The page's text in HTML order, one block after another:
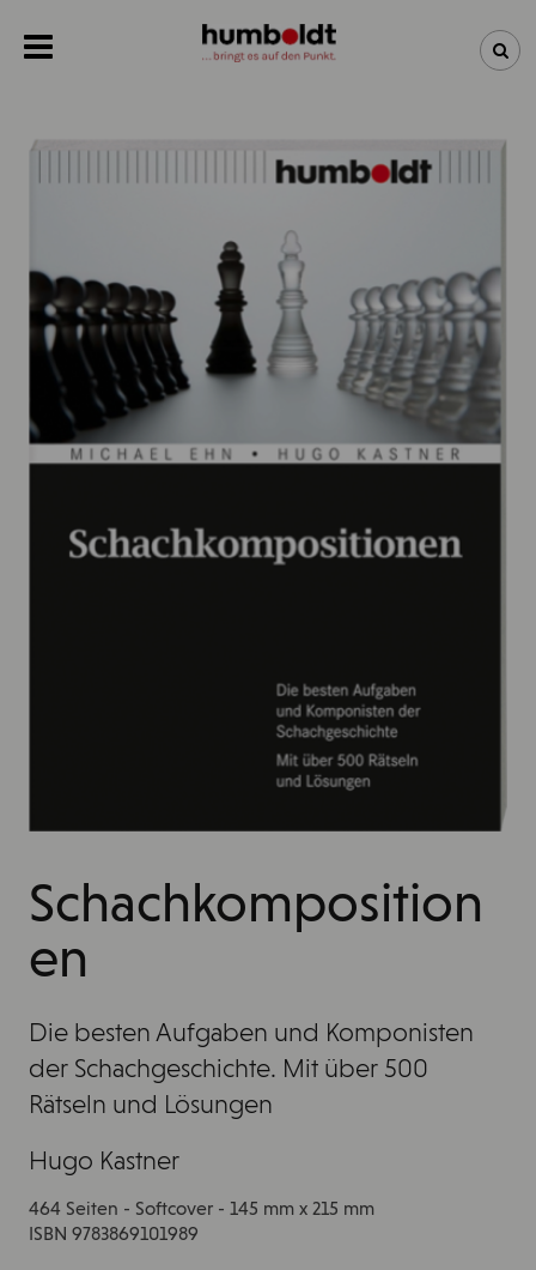
NEUHEITEN
BÜCHER
ÜBER UNS
Schachkomposition
en
Die besten Aufgaben und Komponisten
der Schachgeschichte. Mit über 500
Rätseln und Lösungen
Hugo Kastner
464 Seiten - Softcover - 145 mm x 215 mm
ISBN 9783869101989